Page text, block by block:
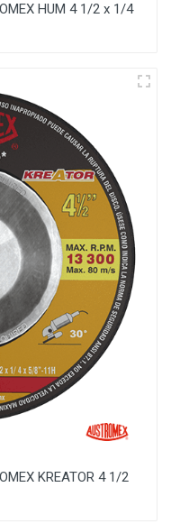
HUM 4 1/2 x 1/4
KREATOR 4 1/2